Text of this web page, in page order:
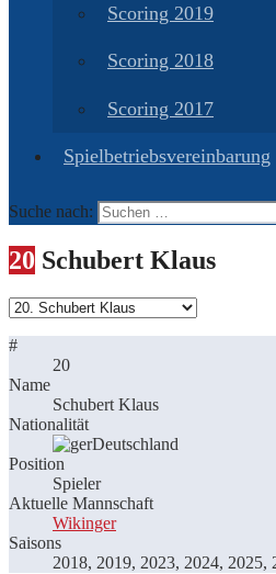
Scoring 2019
Scoring 2018
Scoring 2017
Spielbetriebsvereinbarung
Suche nach:
20 Schubert Klaus
#
20
Name
Schubert Klaus
Nationalität
Deutschland
Position
Spieler
Aktuelle Mannschaft
Wikinger
Saisons
2018, 2019, 2023, 2024, 2025,